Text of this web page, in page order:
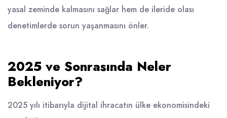
yasal zeminde kalmasını sağlar hem de ileride olası
denetimlerde sorun yaşanmasını önler.
2025 ve Sonrasında Neler
Bekleniyor?
2025 yılı itibarıyla dijital ihracatın ülke ekonomisindeki